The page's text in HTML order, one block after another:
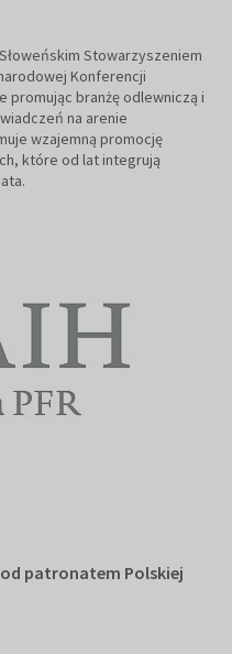
Stowarzyszeniem
Konferencji
promując branżę odlewniczą i
na arenie
wzajemną promocję
które od lat integrują
patronatem Polskiej